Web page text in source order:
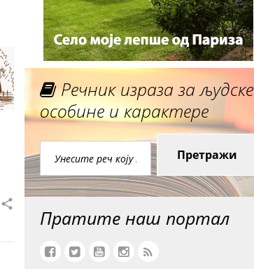
Речник израза за људске
особине и карактере
Претражи
Пратите наш портал